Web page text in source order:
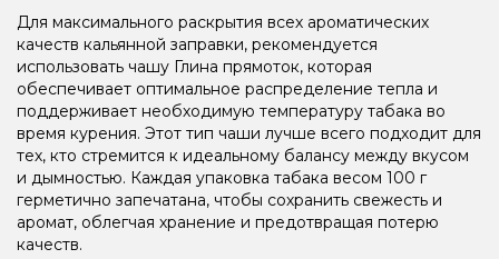
Для максимального раскрытия всех ароматических
качеств кальянной заправки, рекомендуется
использовать чашу Глина прямоток, которая
обеспечивает оптимальное распределение тепла и
поддерживает необходимую температуру табака во
время курения. Этот тип чаши лучше всего подходит для
тех, кто стремится к идеальному балансу между вкусом
и дымностью. Каждая упаковка табака весом 100 г
герметично запечатана, чтобы сохранить свежесть и
аромат, облегчая хранение и предотвращая потерю
качеств.